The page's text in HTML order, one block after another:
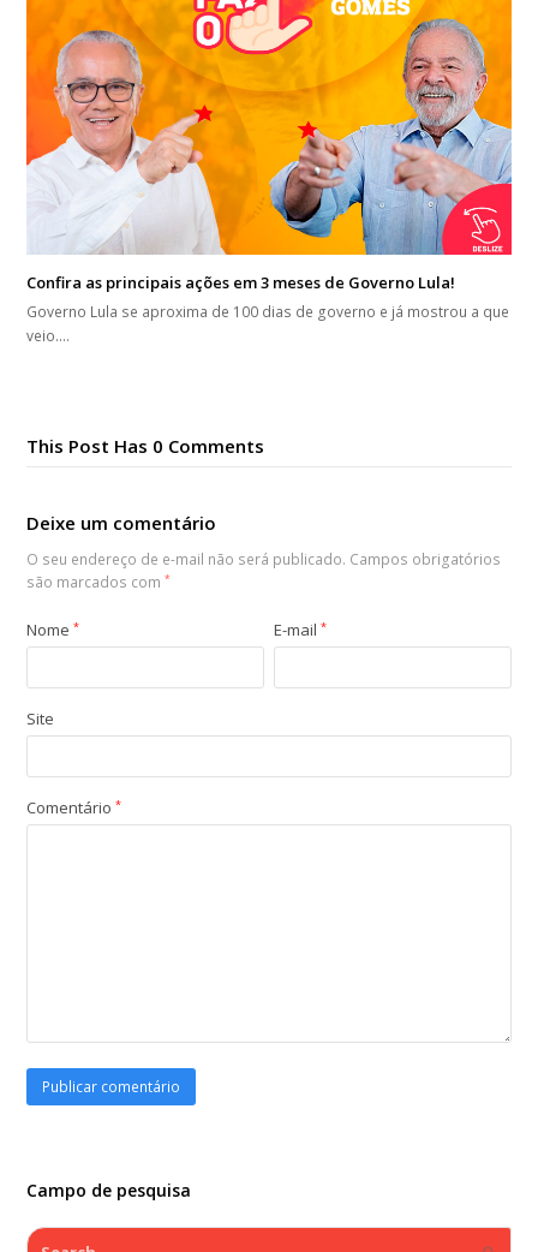
Confira as principais ações em 3 meses de Governo Lula!
Governo Lula se aproxima de 100 dias de governo e já mostrou a que
veio.…
This Post Has 0 Comments
Deixe um comentário
O seu endereço de e-mail não será publicado. Campos obrigatórios
são marcados com*
Nome* E-mail*
Site
Comentário*
Campo de pesquisa
Search